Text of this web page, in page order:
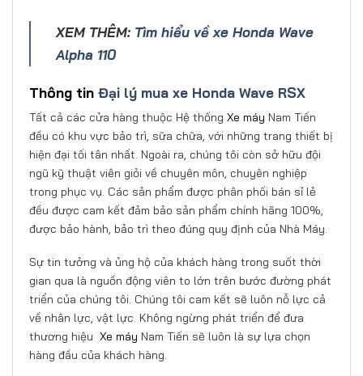
XEM THÊM: Tìm hiểu về xe Honda Wave
Alpha 110
Thông tin Đại lý mua xe Honda Wave RSX
Tất cả các cửa hàng thuộc Hệ thống Xe máy Nam Tiến
đều có khu vực bảo trì, sữa chữa, với những trang thiết bị
hiện đại tối tân nhất. Ngoài ra, chúng tôi còn sở hữu đội
ngũ kỹ thuật viên giỏi về chuyên môn, chuyên nghiệp
trong phục vụ. Các sản phẩm được phân phối bán sỉ lẻ
đều được cam kết đảm bảo sản phẩm chính hãng 100%,
được bảo hành, bảo trì theo đúng quy định của Nhà Máy.
Sự tin tưởng và ủng hộ của khách hàng trong suốt thời
gian qua là nguồn động viên to lớn trên bước đường phát
triển của chúng tôi. Chúng tôi cam kết sẽ luôn nỗ lực cả
về nhân lực, vật lực. Không ngừng phát triển để đưa
thương hiệu Xe máy Nam Tiến sẽ luôn là sự lựa chọn
hàng đầu của khách hàng.